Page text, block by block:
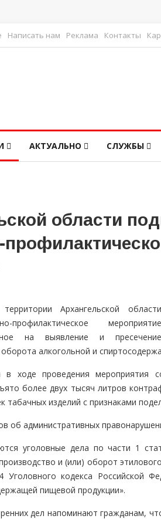
Написать нам Реклама Контакты
АКТУАЛЬНО СЛУЖБЫ
области
Архангельской области
профилактическое мероприятие
на выявление и пресечение
алкогольной и
ходе проведения мероприятия
более двух тысяч литров
табачных изделий с признаками
об административных
уголовные дела по части 1
и (или) оборот
Уголовного кодекса Российской
пищевой продукции».
дел напоминают гражданам,